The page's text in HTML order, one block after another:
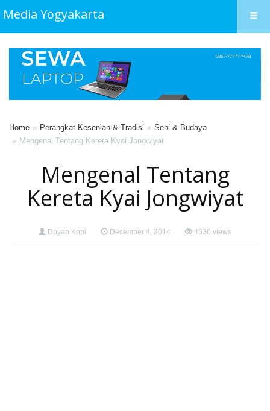
Media Yogyakarta
Home Perangkat Kesenian & Tradisi
Seni & Budaya
Mengenal Tentang Kereta Kyai Jongwiyat
Mengenal Tentang
Kereta Kyai Jongwiyat
Doyan Kopi December 4, 2014 4636 views